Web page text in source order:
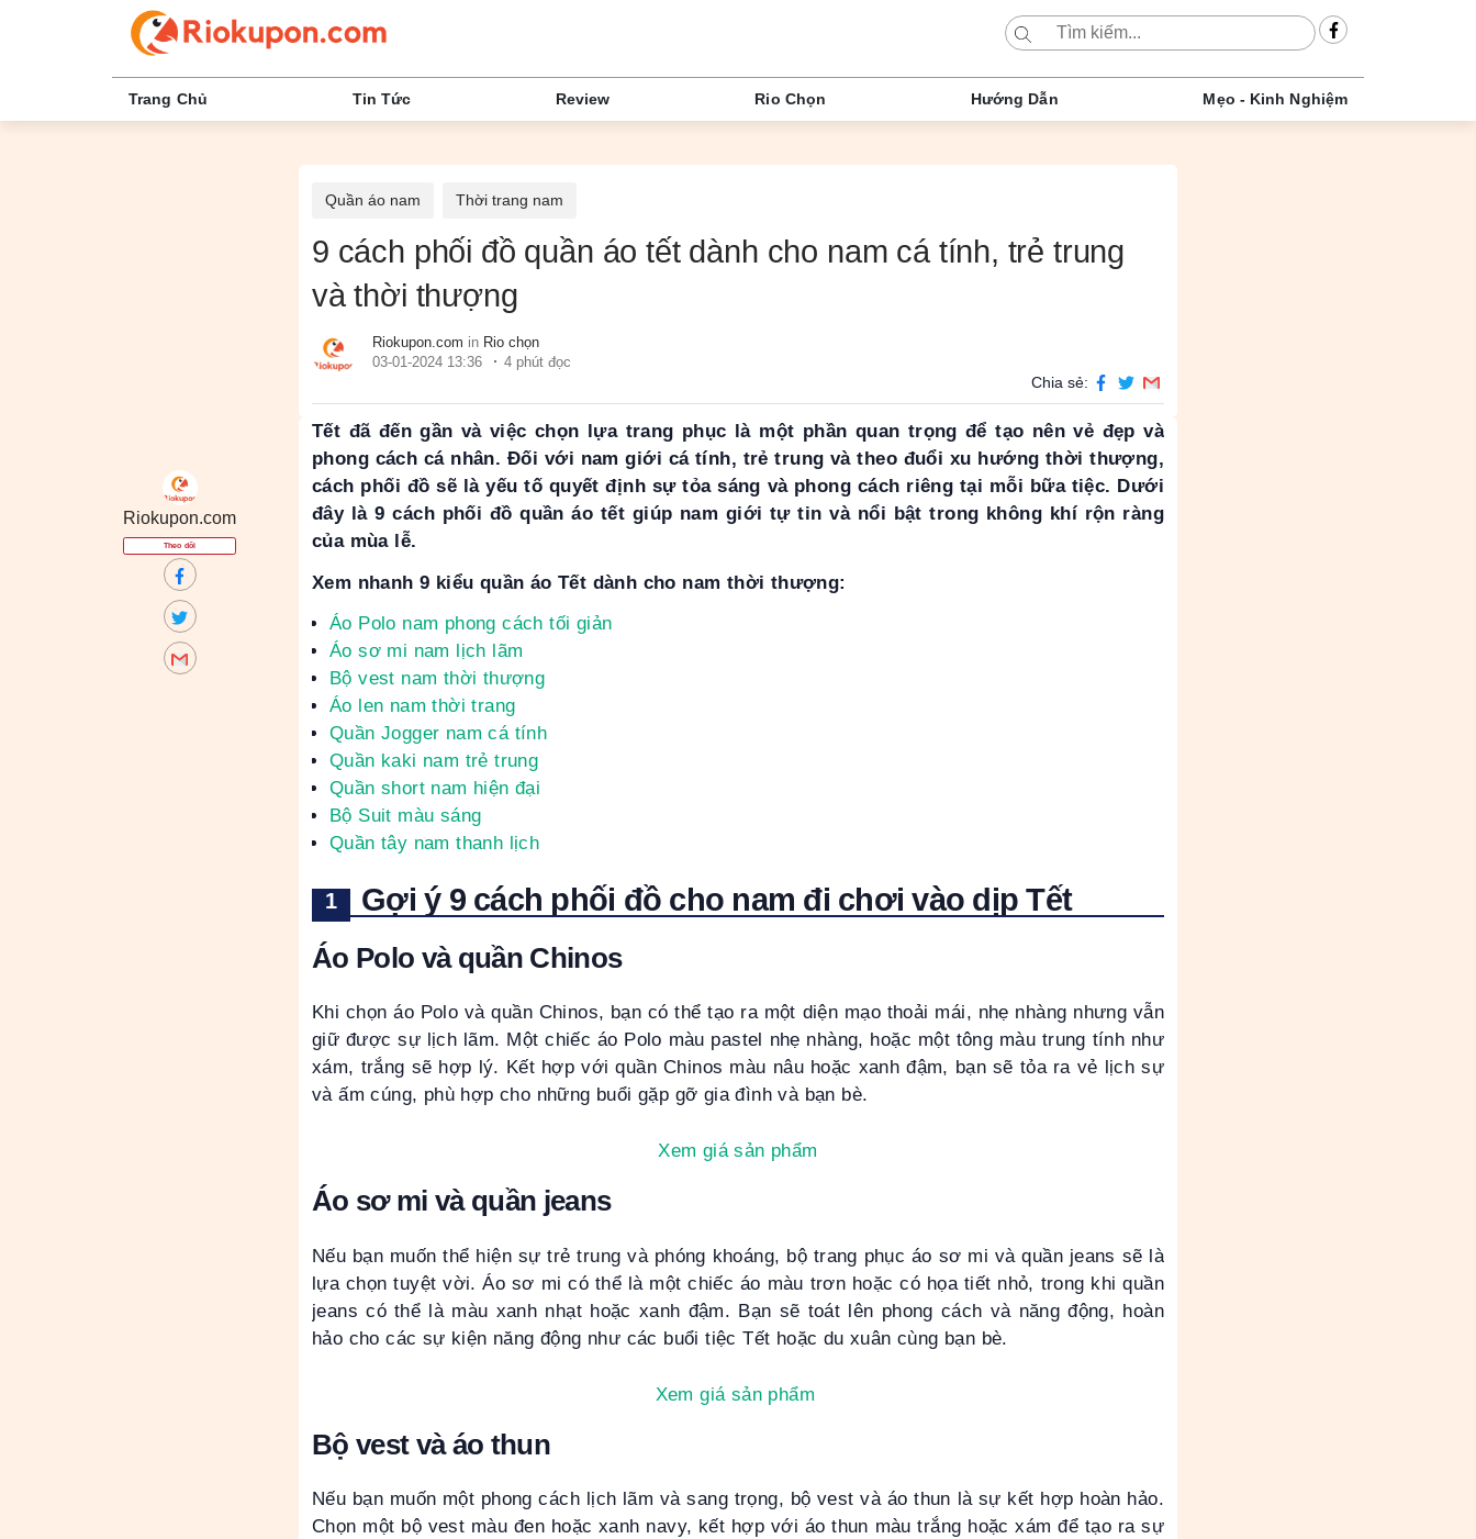
Trang Chủ Tin Tức Review Rio Chọn Hướng Dẫn Mẹo - Kinh Nghiệm
Quần áo nam Thời trang nam
9 cách phối đồ quần áo tết dành cho nam cá tính, trẻ trung
và thời thượng
Riokupon.com in Rio chọn
03-01-2024 13:36
4 phút đọc
Chia sẻ:
Riokupon.com
Theo dõi
Tết đã đến gần và việc chọn lựa trang phục là một phần quan trọng để tạo nên vẻ đẹp và
phong cách cá nhân. Đối với nam giới cá tính, trẻ trung và theo đuổi xu hướng thời thượng,
cách phối đồ sẽ là yếu tố quyết định sự tỏa sáng và phong cách riêng tại mỗi bữa tiệc. Dưới
đây là 9 cách phối đồ quần áo tết giúp nam giới tự tin và nổi bật trong không khí rộn ràng
của mùa lễ.
Xem nhanh 9 kiểu quần áo Tết dành cho nam thời thượng:
Áo Polo nam phong cách tối giản
Áo sơ mi nam lịch lãm
Bộ vest nam thời thượng
Áo len nam thời trang
Quần Jogger nam cá tính
Quần kaki nam trẻ trung
Quần short nam hiện đại
Bộ Suit màu sáng
Quần tây nam thanh lịch
Gợi ý 9 cách phối đồ cho nam đi chơi vào dịp Tết
Áo Polo và quần Chinos
Khi chọn áo Polo và quần Chinos, bạn có thể tạo ra một diện mạo thoải mái, nhẹ nhàng nhưng vẫn
giữ được sự lịch lãm. Một chiếc áo Polo màu pastel nhẹ nhàng, hoặc một tông màu trung tính như
xám, trắng sẽ hợp lý. Kết hợp với quần Chinos màu nâu hoặc xanh đậm, bạn sẽ tỏa ra vẻ lịch sự
và ấm cúng, phù hợp cho những buổi gặp gỡ gia đình và bạn bè.
Xem giá sản phẩm
Áo sơ mi và quần jeans
Nếu bạn muốn thể hiện sự trẻ trung và phóng khoáng, bộ trang phục áo sơ mi và quần jeans sẽ là
lựa chọn tuyệt vời. Áo sơ mi có thể là một chiếc áo màu trơn hoặc có họa tiết nhỏ, trong khi quần
jeans có thể là màu xanh nhạt hoặc xanh đậm. Bạn sẽ toát lên phong cách và năng động, hoàn
hảo cho các sự kiện năng động như các buổi tiệc Tết hoặc du xuân cùng bạn bè.
Xem giá sản phẩm
Bộ vest và áo thun
Nếu bạn muốn một phong cách lịch lãm và sang trọng, bộ vest và áo thun là sự kết hợp hoàn hảo.
Chọn một bộ vest màu đen hoặc xanh navy, kết hợp với áo thun màu trắng hoặc xám để tạo ra sự